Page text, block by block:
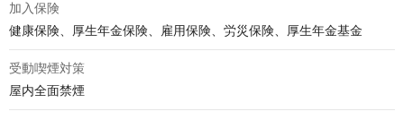
加入保険
健康保険、厚生年金保険、雇用保険、労災保険、厚生年金基金
受動喫煙対策
屋内全面禁煙